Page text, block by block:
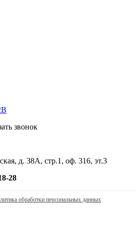
звонок
д. 38А, стр.1, оф. 316, эт.3
28
обработки персональных данных